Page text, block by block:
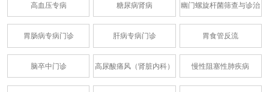
高血压专病 糖尿病肾病 幽门螺旋杆菌筛查与诊治
胃肠病专病门诊 肝病专病门诊 胃食管反流
脑卒中门诊 高尿酸痛风（肾脏内科） 慢性阻塞性肺疾病